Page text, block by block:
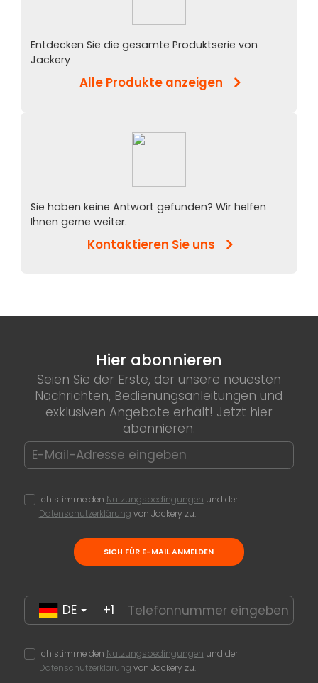
Entdecken Sie die gesamte Produktserie von
Jackery
Alle Produkte anzeigen
Sie haben keine Antwort gefunden? Wir helfen
Ihnen gerne weiter.
Kontaktieren Sie uns
Hier abonnieren
Seien Sie der Erste, der unsere neuesten
Nachrichten, Bedienungsanleitungen und
exklusiven Angebote erhält! Jetzt hier
abonnieren.
Ich stimme den Nutzungsbedingungen und der
Datenschutzerklärung von Jackery zu.
SICH FÜR E-MAIL ANMELDEN
DE +1
Ich stimme den Nutzungsbedingungen und der
Datenschutzerklärung von Jackery zu.